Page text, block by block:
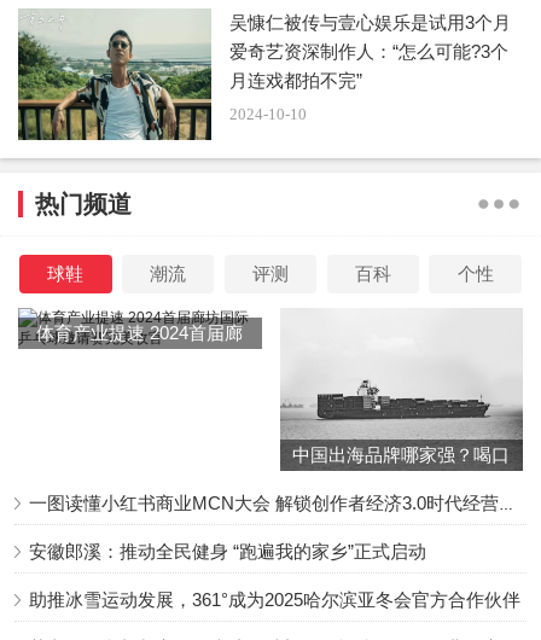
其次杨幂近两个月来往香港频繁，7月初刚刚被拍到现
身香港，月底就抛下工作又去了。工作室晒出她在香港街头
儿拍摄的，她去香港也会看望小糯米。
今年4月份，有狗仔拍到她拿着玩具与父母一起去香
港。算起来她今年去香港的频率比之前加起来都要多，显然
吴慷仁被传与壹心娱乐是试用3个月
爱奇艺资深制作人：“怎么可能?3个
月连戏都拍不完”
2024-10-10
热门频道
球鞋 潮流 评测 百科 个性
体育产业提速 2024首届廊
中国出海品牌哪家强？喝口
安徽郎溪：推动全民健身 “跑遍我的家乡”正式启动
助推冰雪运动发展，361°成为2025哈尔滨亚冬会官方合作伙伴